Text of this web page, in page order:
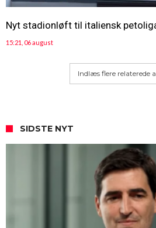
Nyt stadionløft til italiensk
15:21, 06 august
Indlæs flere relaterede
SIDSTE NYT